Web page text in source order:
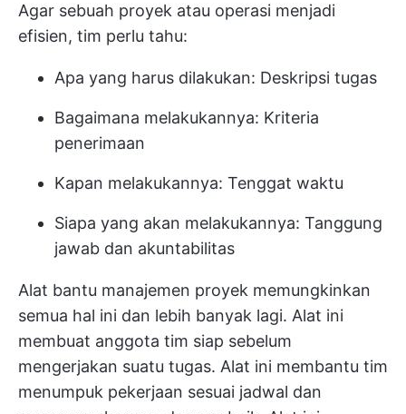
Agar sebuah proyek atau operasi menjadi
efisien, tim perlu tahu:
Apa yang harus dilakukan: Deskripsi tugas
Bagaimana melakukannya: Kriteria
penerimaan
Kapan melakukannya: Tenggat waktu
Siapa yang akan melakukannya: Tanggung
jawab dan akuntabilitas
Alat bantu manajemen proyek memungkinkan
semua hal ini dan lebih banyak lagi. Alat ini
membuat anggota tim siap sebelum
mengerjakan suatu tugas. Alat ini membantu tim
menumpuk pekerjaan sesuai jadwal dan